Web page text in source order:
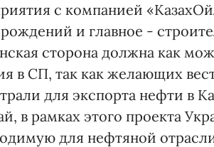
с компанией
и главное -
сторона должна как
в СП, так как желающих
для экспорта нефти в
в рамках этого проекта
для нефтяной